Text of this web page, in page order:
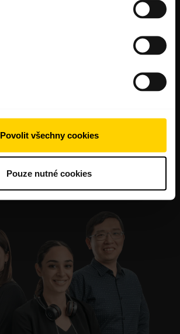
Povolit všechny cookies
Pouze nutné cookies